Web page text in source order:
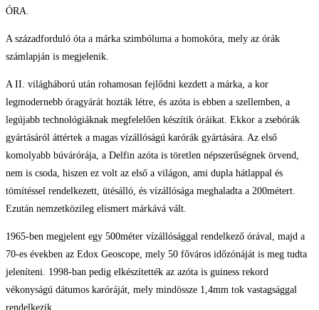
ÓRA.
A századforduló óta a márka szimbóluma a homokóra, mely az órák
számlapján is megjelenik.
A II. világháború után rohamosan fejlődni kezdett a márka, a kor
legmodernebb óragyárát hozták létre, és azóta is ebben a szellemben, a
legújabb technológiáknak megfelelően készítik óráikat. Ekkor a zsebórák
gyártásáról áttértek a magas vízállóságú karórák gyártására. Az első
komolyabb búvárórája, a Delfin azóta is töretlen népszerűségnek örvend,
nem is csoda, hiszen ez volt az első a világon, ami dupla hátlappal és
tömítéssel rendelkezett, ütésálló, és vízállósága meghaladta a 200métert.
Ezután nemzetközileg elismert márkává vált.
1965-ben megjelent egy 500méter vízállósággal rendelkező órával, majd a
70-es években az Edox Geoscope, mely 50 főváros időzónáját is meg tudta
jeleníteni. 1998-ban pedig elkészítették az azóta is guiness rekord
vékonyságú dátumos karóráját, mely mindössze 1,4mm tok vastagsággal
rendelkezik.